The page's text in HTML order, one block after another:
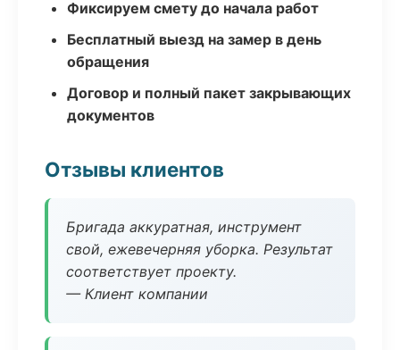
Фиксируем смету до начала работ
Бесплатный выезд на замер в день
обращения
Договор и полный пакет закрывающих
документов
Отзывы клиентов
Бригада аккуратная, инструмент
свой, ежевечерняя уборка. Результат
соответствует проекту.
— Клиент компании